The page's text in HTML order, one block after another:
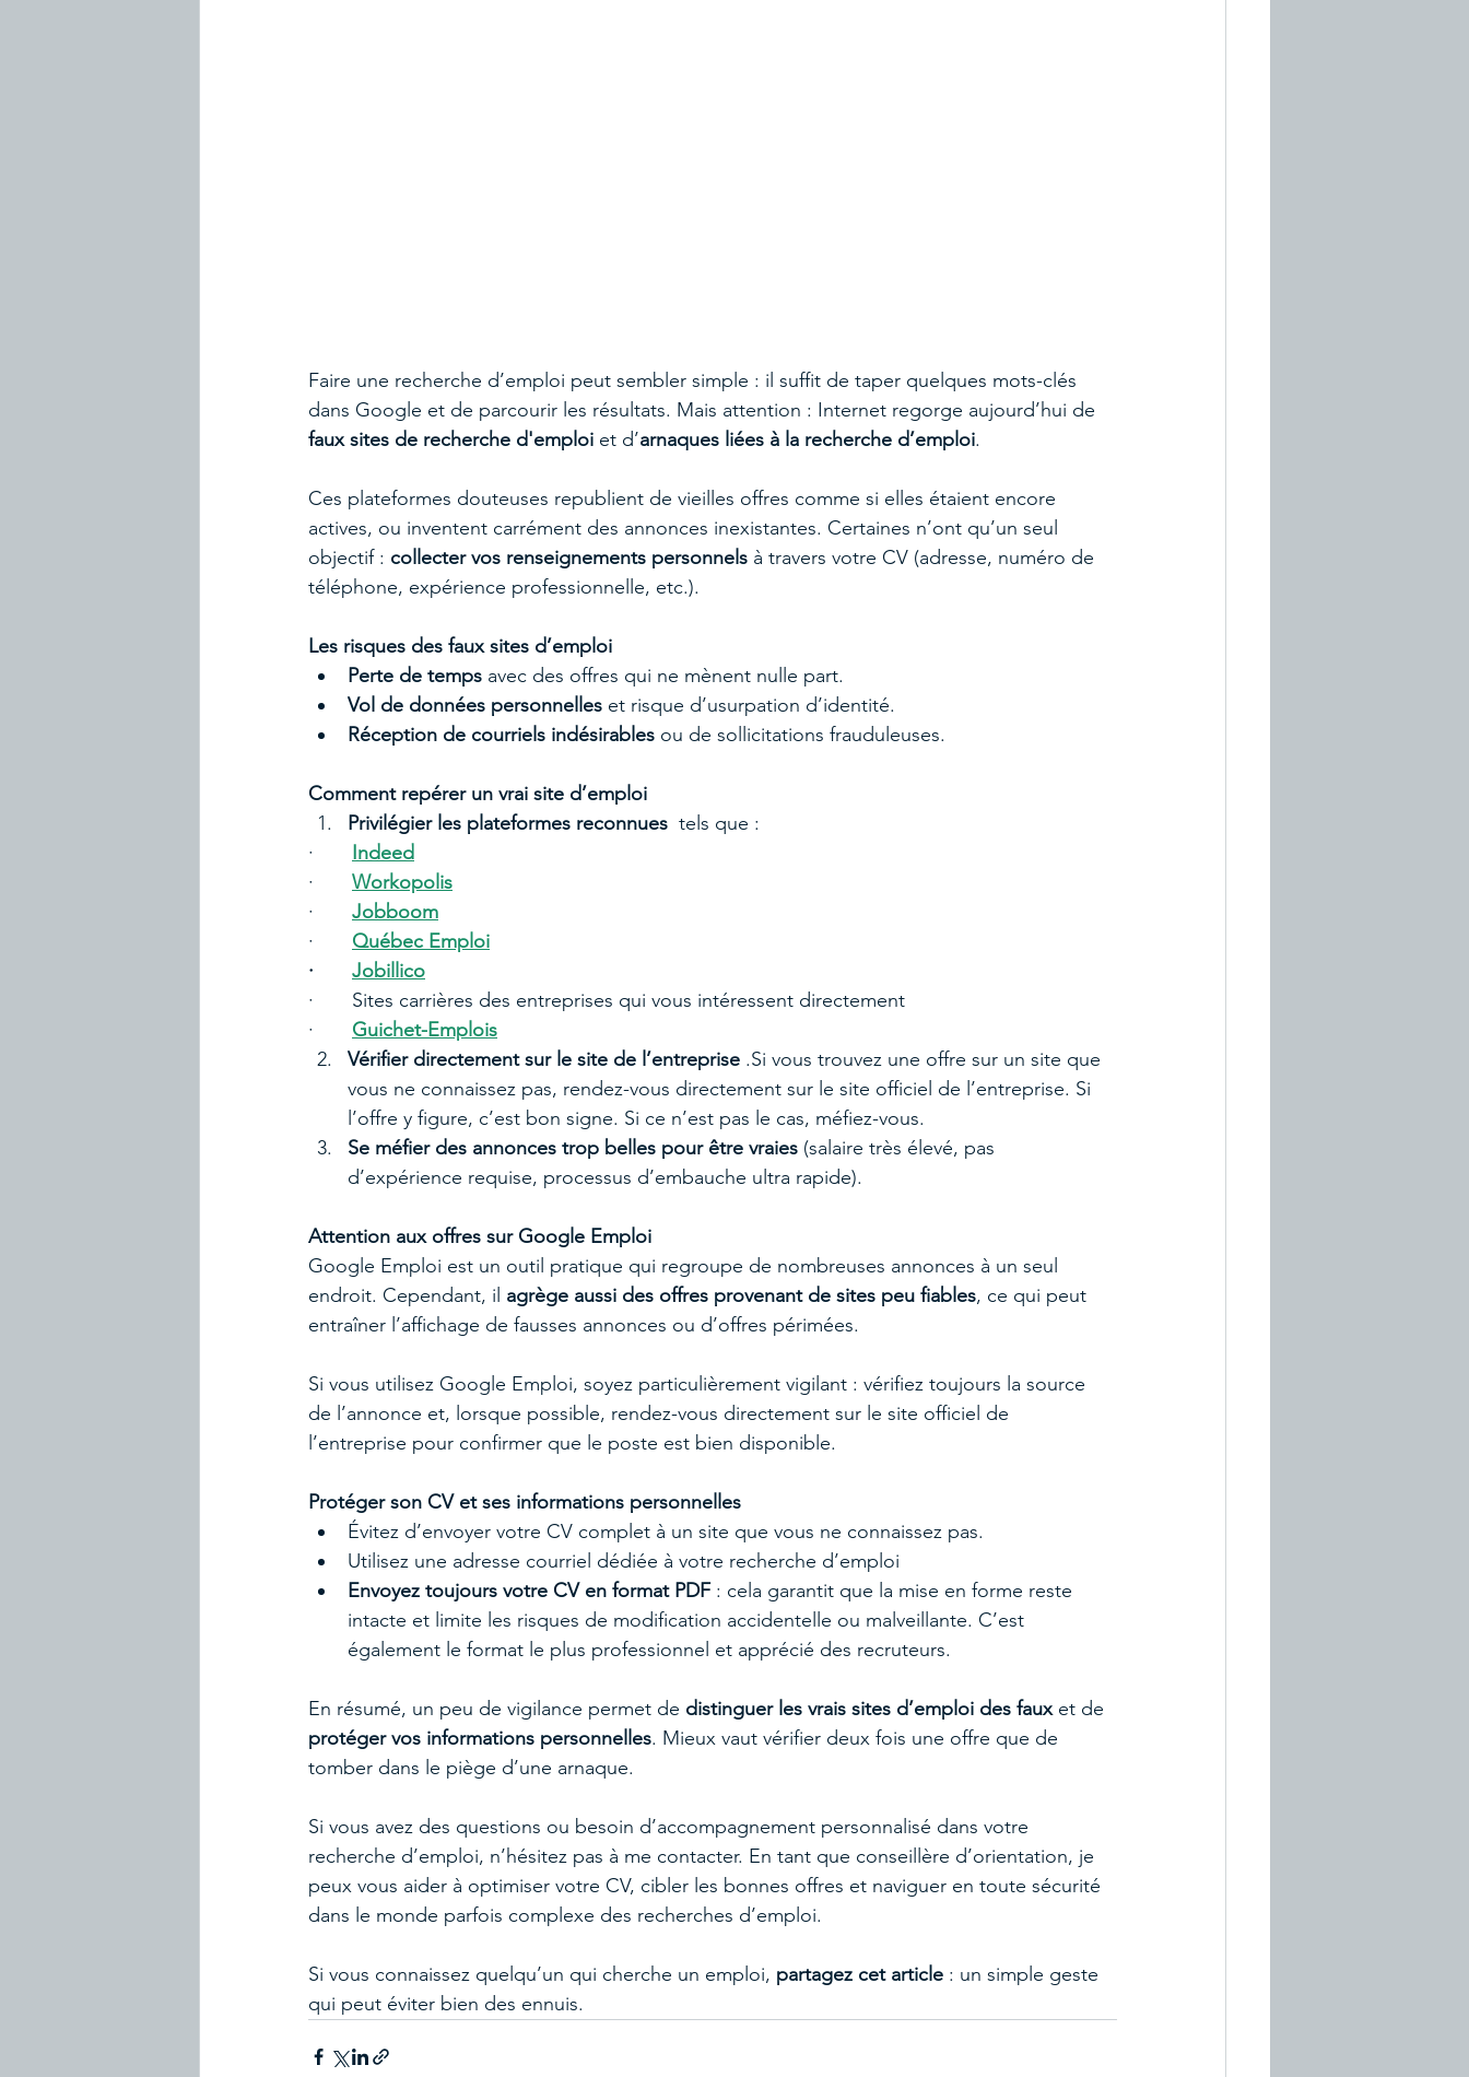
Faire une recherche d’emploi peut sembler simple : il suffit de taper quelques mots-clés
dans Google et de parcourir les résultats. Mais attention : Internet regorge aujourd’hui de
faux sites de recherche d'emploi et d’arnaques liées à la recherche d’emploi.
Ces plateformes douteuses republient de vieilles offres comme si elles étaient encore
actives, ou inventent carrément des annonces inexistantes. Certaines n’ont qu’un seul
objectif : collecter vos renseignements personnels à travers votre CV (adresse, numéro de
téléphone, expérience professionnelle, etc.).
Les risques des faux sites d’emploi
Perte de temps avec des offres qui ne mènent nulle part.
Vol de données personnelles et risque d’usurpation d’identité.
Réception de courriels indésirables ou de sollicitations frauduleuses.
Comment repérer un vrai site d’emploi
Privilégier les plateformes reconnues tels que :
· Indeed
· Workopolis
· Jobboom
· Québec Emploi
· Jobillico
·       Sites carrières des entreprises qui vous intéressent directement
· Guichet-Emplois
Vérifier directement sur le site de l’entreprise .Si vous trouvez une offre sur un site que
vous ne connaissez pas, rendez-vous directement sur le site officiel de l’entreprise. Si
l’offre y figure, c’est bon signe. Si ce n’est pas le cas, méfiez-vous.
Se méfier des annonces trop belles pour être vraies (salaire très élevé, pas
d’expérience requise, processus d’embauche ultra rapide).
Attention aux offres sur Google Emploi
Google Emploi est un outil pratique qui regroupe de nombreuses annonces à un seul
endroit. Cependant, il agrège aussi des offres provenant de sites peu fiables, ce qui peut
entraîner l’affichage de fausses annonces ou d’offres périmées.
Si vous utilisez Google Emploi, soyez particulièrement vigilant : vérifiez toujours la source
de l’annonce et, lorsque possible, rendez-vous directement sur le site officiel de
l’entreprise pour confirmer que le poste est bien disponible.
Protéger son CV et ses informations personnelles
Évitez d’envoyer votre CV complet à un site que vous ne connaissez pas.
Utilisez une adresse courriel dédiée à votre recherche d’emploi
Envoyez toujours votre CV en format PDF : cela garantit que la mise en forme reste
intacte et limite les risques de modification accidentelle ou malveillante. C’est
également le format le plus professionnel et apprécié des recruteurs.
En résumé, un peu de vigilance permet de distinguer les vrais sites d’emploi des faux et de
protéger vos informations personnelles. Mieux vaut vérifier deux fois une offre que de
tomber dans le piège d’une arnaque.
Si vous avez des questions ou besoin d’accompagnement personnalisé dans votre
recherche d’emploi, n’hésitez pas à me contacter. En tant que conseillère d’orientation, je
peux vous aider à optimiser votre CV, cibler les bonnes offres et naviguer en toute sécurité
dans le monde parfois complexe des recherches d’emploi.
Si vous connaissez quelqu’un qui cherche un emploi, partagez cet article : un simple geste
qui peut éviter bien des ennuis.